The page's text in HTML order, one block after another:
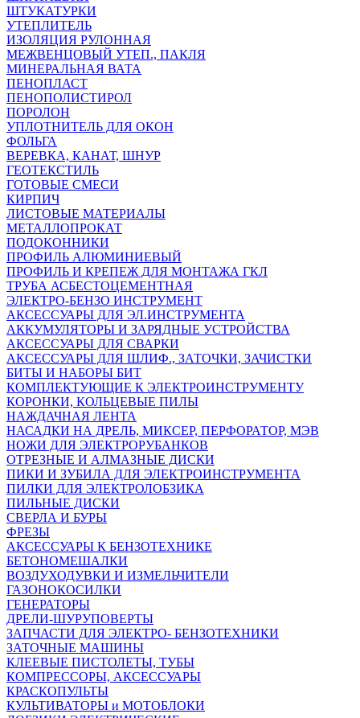
ШТУКАТУРКИ
УТЕПЛИТЕЛЬ
ИЗОЛЯЦИЯ РУЛОННАЯ
МЕЖВЕНЦОВЫЙ УТЕП., ПАКЛЯ
МИНЕРАЛЬНАЯ ВАТА
ПЕНОПЛАСТ
ПЕНОПОЛИСТИРОЛ
ПОРОЛОН
УПЛОТНИТЕЛЬ ДЛЯ ОКОН
ФОЛЬГА
ВЕРЕВКА, КАНАТ, ШНУР
ГЕОТЕКСТИЛЬ
ГОТОВЫЕ СМЕСИ
КИРПИЧ
ЛИСТОВЫЕ МАТЕРИАЛЫ
МЕТАЛЛОПРОКАТ
ПОДОКОННИКИ
ПРОФИЛЬ АЛЮМИНИЕВЫЙ
ПРОФИЛЬ И КРЕПЕЖ ДЛЯ МОНТАЖА ГКЛ
ТРУБА АСБЕСТОЦЕМЕНТНАЯ
ЭЛЕКТРО-БЕНЗО ИНСТРУМЕНТ
АКСЕССУАРЫ ДЛЯ ЭЛ.ИНСТРУМЕНТА
АККУМУЛЯТОРЫ И ЗАРЯДНЫЕ УСТРОЙСТВА
АКСЕССУАРЫ ДЛЯ СВАРКИ
АКСЕССУАРЫ ДЛЯ ШЛИФ., ЗАТОЧКИ, ЗАЧИСТКИ
БИТЫ И НАБОРЫ БИТ
КОМПЛЕКТУЮЩИЕ К ЭЛЕКТРОИНСТРУМЕНТУ
КОРОНКИ, КОЛЬЦЕВЫЕ ПИЛЫ
НАЖДАЧНАЯ ЛЕНТА
НАСАДКИ НА ДРЕЛЬ, МИКСЕР, ПЕРФОРАТОР, МЭВ
НОЖИ ДЛЯ ЭЛЕКТРОРУБАНКОВ
ОТРЕЗНЫЕ И АЛМАЗНЫЕ ДИСКИ
ПИКИ И ЗУБИЛА ДЛЯ ЭЛЕКТРОИНСТРУМЕНТА
ПИЛКИ ДЛЯ ЭЛЕКТРОЛОБЗИКА
ПИЛЬНЫЕ ДИСКИ
СВЕРЛА И БУРЫ
ФРЕЗЫ
АКСЕССУАРЫ К БЕНЗОТЕХНИКЕ
БЕТОНОМЕШАЛКИ
ВОЗДУХОДУВКИ И ИЗМЕЛЬЧИТЕЛИ
ГАЗОНОКОСИЛКИ
ГЕНЕРАТОРЫ
ДРЕЛИ-ШУРУПОВЕРТЫ
ЗАПЧАСТИ ДЛЯ ЭЛЕКТРО- БЕНЗОТЕХНИКИ
ЗАТОЧНЫЕ МАШИНЫ
КЛЕЕВЫЕ ПИСТОЛЕТЫ, ТУБЫ
КОМПРЕССОРЫ, АКСЕССУАРЫ
КРАСКОПУЛЬТЫ
КУЛЬТИВАТОРЫ и МОТОБЛОКИ